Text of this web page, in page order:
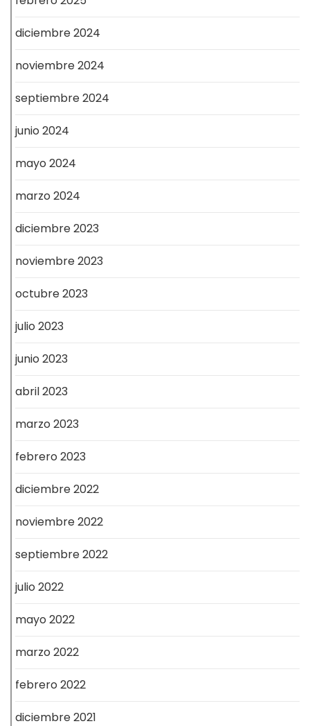
diciembre 2024
noviembre 2024
septiembre 2024
junio 2024
mayo 2024
marzo 2024
diciembre 2023
noviembre 2023
octubre 2023
julio 2023
junio 2023
abril 2023
marzo 2023
febrero 2023
diciembre 2022
noviembre 2022
septiembre 2022
julio 2022
mayo 2022
marzo 2022
febrero 2022
diciembre 2021